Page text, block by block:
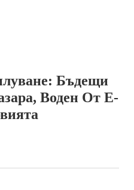
Бъдещи
Воден От Е-